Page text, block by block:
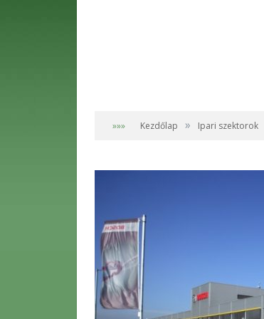
»»» Kezdőlap » Ipari szektorok